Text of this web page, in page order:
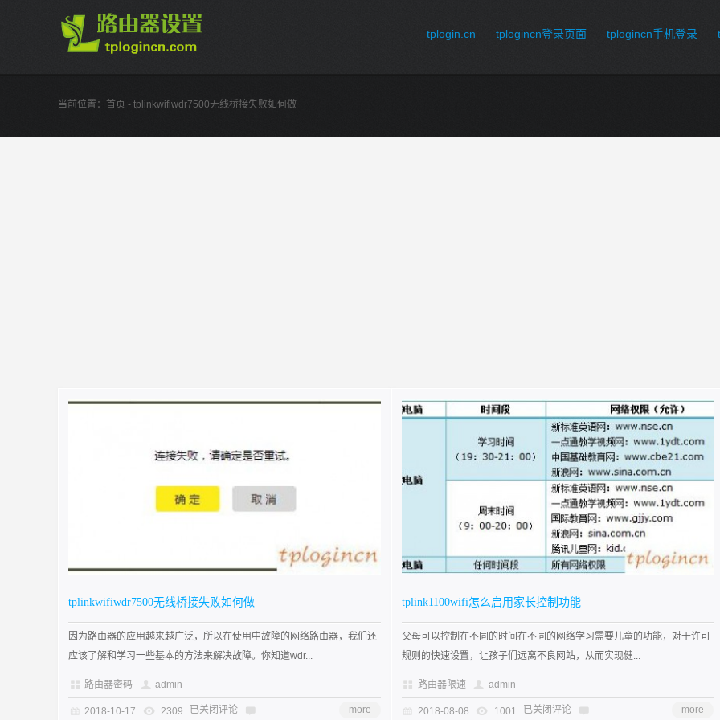
tplogin.cn tplogincn登录页面 tplogincn手机登录
当前位置： 首页 - tplinkwifiwdr7500无线桥接失败如何做
tplinkwifiwdr7500无线桥接失败如何做
因为路由器的应用越来越广泛，所以在使用中故障的网络路由器，我们还
应该了解和学习一些基本的方法来解决故障。你知道wdr...
路由器密码 admin
2018-10-17 2309 已关闭评论 more
tplink1100wifi怎么启用家长控制功能
父母可以控制在不同的时间在不同的网络学习需要儿童的功能，对于许可
规则的快速设置，让孩子们远离不良网站，从而实现健...
路由器限速 admin
2018-08-08 1001 已关闭评论 more